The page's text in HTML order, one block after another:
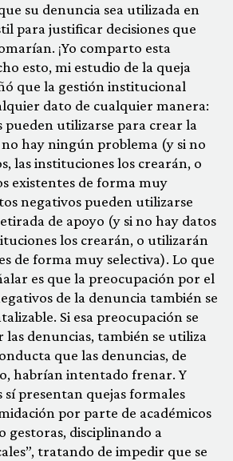
su denuncia sea utilizada en
para justificar decisiones que
¡Yo comparto esta
esto, mi estudio de la queja
que la gestión institucional
dato de cualquier manera:
pueden utilizarse para crear la
hay ningún problema (y si no
las instituciones los crearán, o
existentes de forma muy
negativos pueden utilizarse
de apoyo (y si no hay datos
los crearán, o utilizarán
de forma muy selectiva). Lo que
es que la preocupación por el
de la denuncia también se
Si esa preocupación se
denuncias, también se utiliza
que las denuncias, de
habrían intentado frenar. Y
sí presentan quejas formales
por parte de académicos
gestoras, disciplinando a
tratando de impedir que se